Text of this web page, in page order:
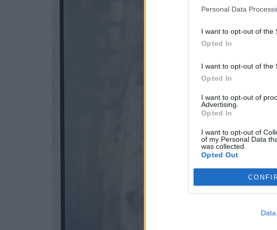
Personal Data
I want to opt-out of the
Opted In
I want to opt-out of the
Opted In
I want to opt-out of
Advertising.
Opted In
I want to opt-out of
of my Personal Data
was collected.
Opted Out